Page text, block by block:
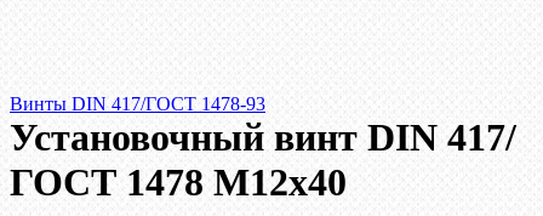
Винты DIN 417/ГОСТ 1478-93
Установочный винт DIN 417/
ГОСТ 1478 М12х40